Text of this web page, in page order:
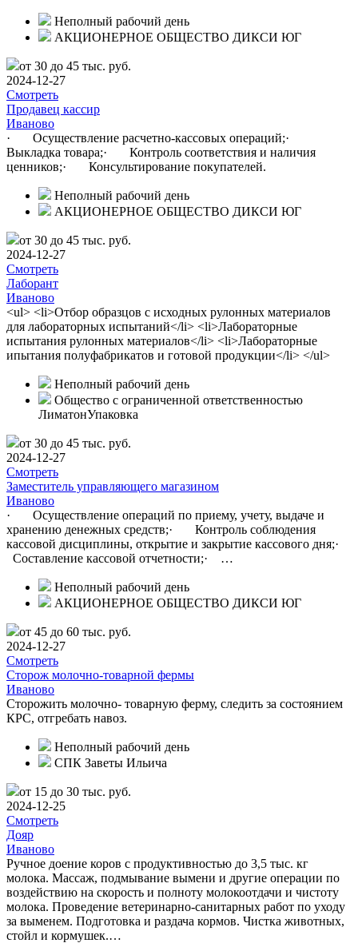
Неполный рабочий день
АКЦИОНЕРНОЕ ОБЩЕСТВО ДИКСИ ЮГ
от 30 до 45 тыс. руб.
2024-12-27
Смотреть
Продавец кассир
Иваново
· Осуществление расчетно-кассовых операций;·
Выкладка товара;· Контроль соответствия и наличия
ценников;· Консультирование покупателей.
Неполный рабочий день
АКЦИОНЕРНОЕ ОБЩЕСТВО ДИКСИ ЮГ
от 30 до 45 тыс. руб.
2024-12-27
Смотреть
Лаборант
Иваново
<ul> <li>Отбор образцов с исходных рулонных материалов
для лабораторных испытаний</li> <li>Лабораторные
испытания рулонных материалов</li> <li>Лабораторные
ипытания полуфабрикатов и готовой продукции</li> </ul>
Неполный рабочий день
Общество с ограниченной ответственностью
ЛиматонУпаковка
от 30 до 45 тыс. руб.
2024-12-27
Смотреть
Заместитель управляющего магазином
Иваново
· Осуществление операций по приему, учету, выдаче и
хранению денежных средств;· Контроль соблюдения
кассовой дисциплины, открытие и закрытие кассового дня;·
Составление кассовой отчетности;· …
Неполный рабочий день
АКЦИОНЕРНОЕ ОБЩЕСТВО ДИКСИ ЮГ
от 45 до 60 тыс. руб.
2024-12-27
Смотреть
Сторож молочно-товарной фермы
Иваново
Сторожить молочно- товарную ферму, следить за состоянием
КРС, отгребать навоз.
Неполный рабочий день
СПК Заветы Ильича
от 15 до 30 тыс. руб.
2024-12-25
Смотреть
Дояр
Иваново
Ручное доение коров с продуктивностью до 3,5 тыс. кг
молока. Массаж, подмывание вымени и другие операции по
воздействию на скорость и полноту молокоотдачи и чистоту
молока. Проведение ветеринарно-санитарных работ по уходу
за выменем. Подготовка и раздача кормов. Чистка животных,
стойл и кормушек.…